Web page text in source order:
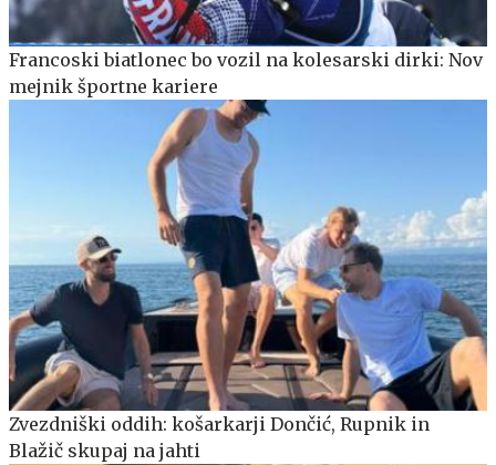
Francoski biatlonec bo vozil na kolesarski dirki: Nov
mejnik športne kariere
Zvezdniški oddih: košarkarji Dončić, Rupnik in
Blažič skupaj na jahti